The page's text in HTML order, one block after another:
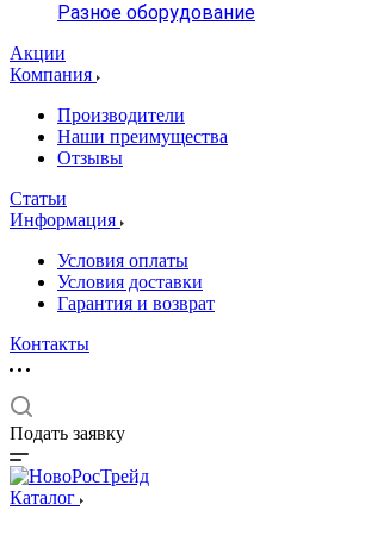
Разное оборудование
Акции
Компания
Производители
Наши преимущества
Отзывы
Статьи
Информация
Условия оплаты
Условия доставки
Гарантия и возврат
Контакты
Подать заявку
Каталог